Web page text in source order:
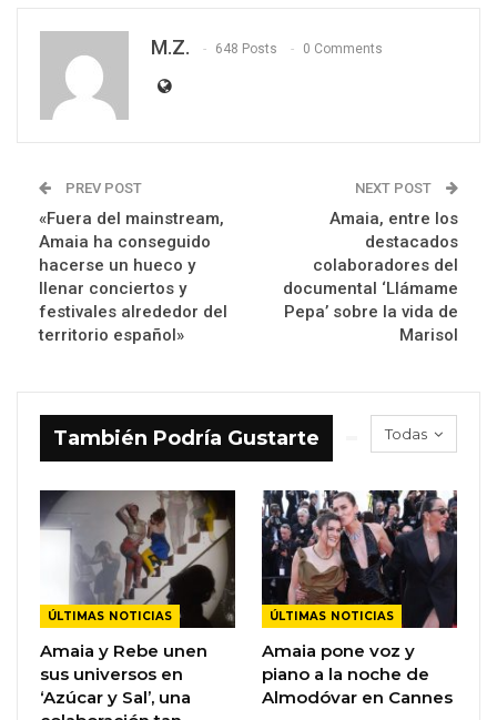
M.Z. 648 Posts 0 Comments
PREV POST
«Fuera del mainstream,
Amaia ha conseguido
hacerse un hueco y
llenar conciertos y
festivales alrededor del
territorio español»
NEXT POST
Amaia, entre los
destacados
colaboradores del
documental ‘Llámame
Pepa’ sobre la vida de
Marisol
Todas
También Podría Gustarte
ÚLTIMAS NOTICIAS
Amaia y Rebe unen
sus universos en
‘Azúcar y Sal’, una
ÚLTIMAS NOTICIAS
Amaia pone voz y
piano a la noche de
Almodóvar en Cannes